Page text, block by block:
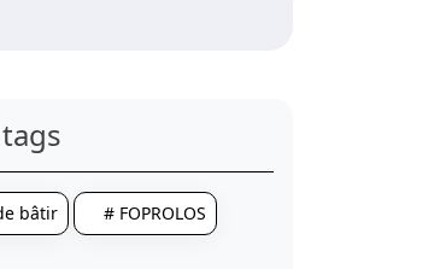
bâtir # FOPROLOS